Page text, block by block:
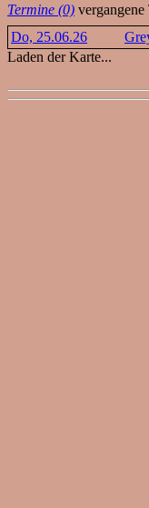
Termine (0)
Do, 25.06.26
Laden der Karte...